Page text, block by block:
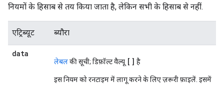
नियमों के हिसाब से तय किया जाता है, लेकिन सभी के हिसाब से नहीं.
एट्रिब्यूट ब्यौरा
data
लेबलकी सूची; डिफ़ॉल्ट वैल्यू [] है
इस नियम को रनटाइम में लागू करने के लिए ज़रूरी फ़ाइलें. इसमें